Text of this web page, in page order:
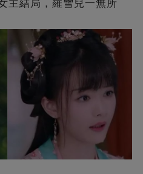
主結局，羅雪兒一無所